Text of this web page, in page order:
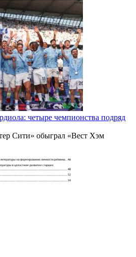
четыре чемпионства подряд
Сити» обыграл «Вест Хэм